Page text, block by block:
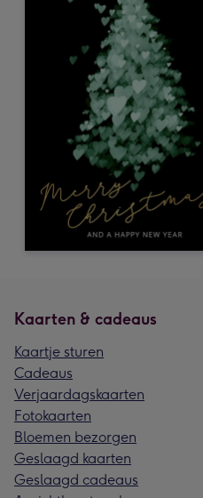
Kaarten & cadeaus
Kaartje sturen
Cadeaus
Verjaardagskaarten
Fotokaarten
Bloemen bezorgen
Geslaagd kaarten
Geslaagd cadeaus